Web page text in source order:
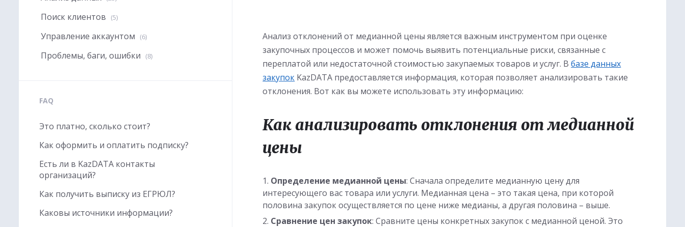
Анализ отклонений от медианной цены является важным инструментом при оценке
закупочных процессов и может помочь выявить потенциальные риски, связанные с
переплатой или недостаточной стоимостью закупаемых товаров и услуг. Вбазе данных
закупок KazDATA предоставляется информация, которая позволяет анализировать такие
отклонения. Вот как вы можете использовать эту информацию:
Как анализировать отклонения от медианной
цены
Определение медианной цены: Сначала определите медианную цену для
интересующего вас товара или услуги. Медианная цена – это такая цена, при которой
половина закупок осуществляется по цене ниже медианы, а другая половина – выше.
Сравнение цен закупок: Сравните цены конкретных закупок с медианной ценой. Это
Поиск клиентов (5)
Управление аккаунтом (6)
Проблемы, баги, ошибки (8)
FAQ
Это платно, сколько стоит?
Как оформить и оплатить подписку?
Есть ли в KazDATA контакты
организаций?
Как получить выписку из ЕГРЮЛ?
Каковы источники информации?